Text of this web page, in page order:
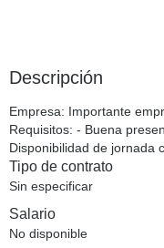
Descripción
Empresa: Importante
Requisitos: - Buena
Disponibilidad de jornada
Tipo de contrato
Sin especificar
Salario
No disponible